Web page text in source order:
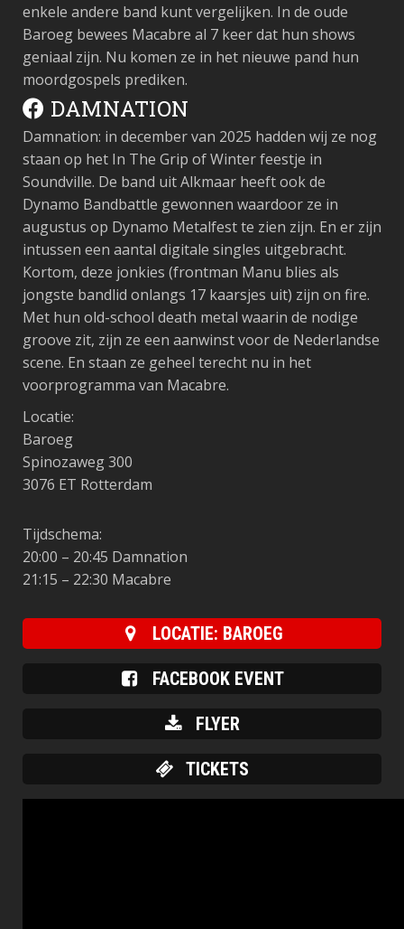
enkele andere band kunt vergelijken. In de oude
Baroeg bewees Macabre al 7 keer dat hun shows
geniaal zijn. Nu komen ze in het nieuwe pand hun
moordgospels prediken.
DAMNATION
Damnation: in december van 2025 hadden wij ze nog
staan op het In The Grip of Winter feestje in
Soundville. De band uit Alkmaar heeft ook de
Dynamo Bandbattle gewonnen waardoor ze in
augustus op Dynamo Metalfest te zien zijn. En er zijn
intussen een aantal digitale singles uitgebracht.
Kortom, deze jonkies (frontman Manu blies als
jongste bandlid onlangs 17 kaarsjes uit) zijn on fire.
Met hun old-school death metal waarin de nodige
groove zit, zijn ze een aanwinst voor de Nederlandse
scene. En staan ze geheel terecht nu in het
voorprogramma van Macabre.
Locatie:
Baroeg
Spinozaweg 300
3076 ET Rotterdam
Tijdschema:
20:00 – 20:45 Damnation
21:15 – 22:30 Macabre
LOCATIE: BAROEG
FACEBOOK EVENT
FLYER
TICKETS